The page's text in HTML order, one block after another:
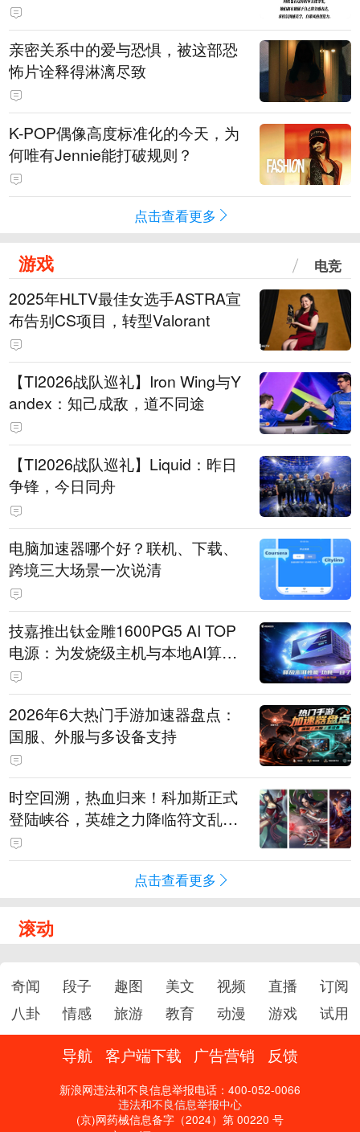
亲密关系中的爱与恐惧，被这部恐
怖片诠释得淋漓尽致
K-POP偶像高度标准化的今天，为
何唯有Jennie能打破规则？
点击查看更多
游戏 电竞
2025年HLTV最佳女选手ASTRA宣
布告别CS项目，转型Valorant
【TI2026战队巡礼】Iron Wing与Y
andex：知己成敌，道不同途
【TI2026战队巡礼】Liquid：昨日
争锋，今日同舟
电脑加速器哪个好？联机、下载、
跨境三大场景一次说清
技嘉推出钛金雕1600PG5 AI TOP
电源：为发烧级主机与本地AI算力
打造旗舰供电方案
2026年6大热门手游加速器盘点：
国服、外服与多设备支持
时空回溯，热血归来！科加斯正式
登陆峡谷，英雄之力降临符文乱
斗！
点击查看更多
滚动
奇闻 段子 趣图 美文 视频 直播
订阅
八卦
情感 旅游 教育 动漫 游戏 试用
导航 客户端下载 广告营销 反馈
新浪网违法和不良信息举报电话：400-052-0066
违法和不良信息举报中心
(京)网药械信息备字（2024）第 00220 号